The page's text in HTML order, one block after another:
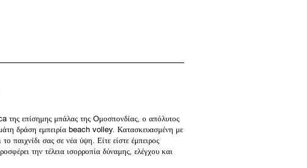
επίσημης μπάλας της Oμοσπονδίας, ο απόλυτος
δράση εμπειρία beach volley. Κατασκευασμένη με
παιχνίδι σας σε νέα ύψη. Είτε είστε έμπειρος
την τέλεια ισορροπία δύναμης, ελέγχου και